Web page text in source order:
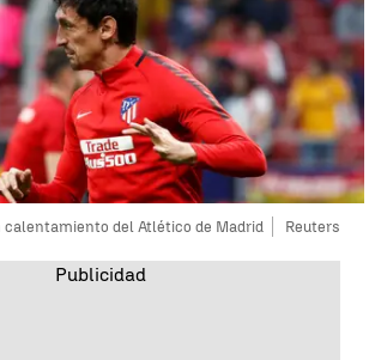
calentamiento del Atlético de Madrid Reuters